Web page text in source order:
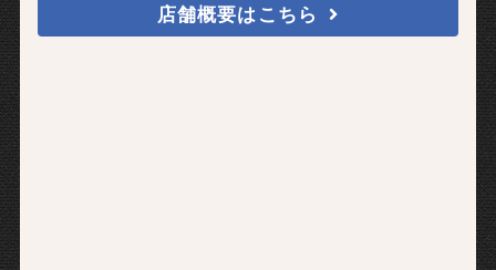
店舗概要はこちら